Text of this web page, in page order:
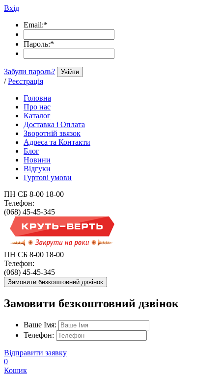
Вхід
Email:*
Пароль:*
Забули пароль? Увійти
/ Реєстрація
Головна
Про нас
Каталог
Доставка і Оплата
Зворотній звязок
Адреса та Контакти
Блог
Новини
Відгуки
Гуртові умови
ПН СБ 8-00 18-00
Телефон:
(068) 45-45-345
ПН СБ 8-00 18-00
Телефон:
(068) 45-45-345
Замовити безкоштовний дзвінок
Замовити безкоштовний дзвінок
Ваше Імя:
Телефон:
Відправити заявку
0
Кошик